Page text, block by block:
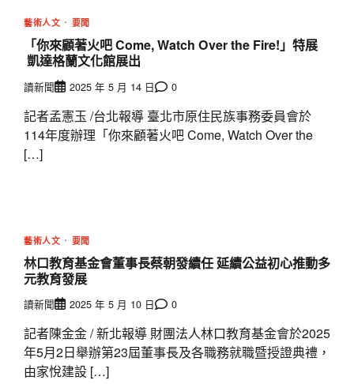
藝術人文 要聞
「你來顧著火吧 Come, Watch Over the Fire!」特展
凱達格蘭文化館展出
讀新聞 2025 年 5 月 14 日 0
記者孟憲玉 /台北報導 臺北市原住民族事務委員會於
114年度辦理「你來顧著火吧 Come, Watch Over the
[…]
藝術人文 要聞
林口教育基金會董事長蔡朝發續任 延續公益初心推動多
元教育發展
讀新聞 2025 年 5 月 10 日 0
記者陳金金 / 新北報導 財團法人林口教育基金會於2025
年5月2日舉辦第23屆董事長及各職務就職暨授證典禮，
由家悅建設 […]